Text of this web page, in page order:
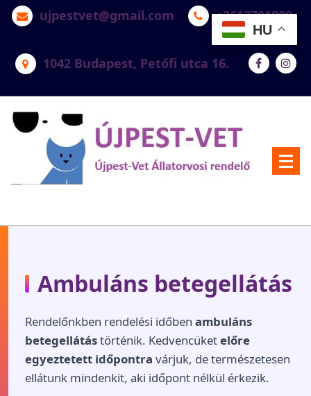
ujpestvet@gmail.com +3613701899
1042 Budapest, Petőfi utca 16.
Ambuláns betegellátás
Rendelőnkben rendelési időben ambuláns
betegellátástörténik. Kedvencüketelőre
egyeztetett időpontra várjuk, de természetesen
ellátunk mindenkit, aki időpont nélkül érkezik.
HU